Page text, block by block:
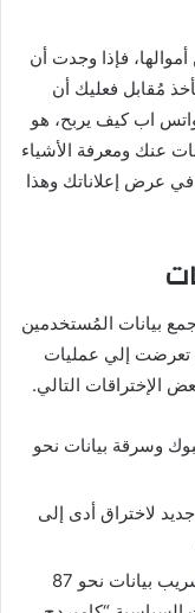
فإذا وجدت أن
مُقابل فعليك أن
اب كيف يربح، هو
عنك ومعرفة الأشياء
في عرض إعلاناتك وهذا
بيانات المُستخدمين
إلي عمليات
الإختراقات التالي.
وسرقة بيانات نحو
لاختراق أدى إلى
في بداية العام 2018 تم الكشف عن تسريب بيانات نحو 87